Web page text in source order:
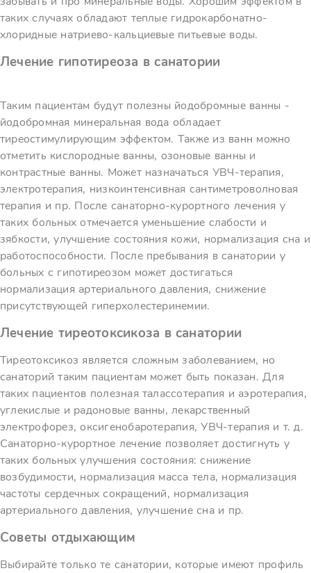
таких случаях обладают теплые гидрокарбонатно-
хлоридные натриево-кальциевые питьевые воды.
Лечение гипотиреоза в санатории
Таким пациентам будут полезны йодобромные ванны -
йодобромная минеральная вода обладает
тиреостимулирующим эффектом. Также из ванн можно
отметить кислородные ванны, озоновые ванны и
контрастные ванны. Может назначаться УВЧ-терапия,
электротерапия, низкоинтенсивная сантиметроволновая
терапия и пр. После санаторно-курортного лечения у
таких больных отмечается уменьшение слабости и
зябкости, улучшение состояния кожи, нормализация сна и
работоспособности. После пребывания в санатории у
больных с гипотиреозом может достигаться
нормализация артериального давления, снижение
присутствующей гиперхолестеринемии.
Лечение тиреотоксикоза в санатории
Тиреотоксикоз является сложным заболеванием, но
санаторий таким пациентам может быть показан. Для
таких пациентов полезная талассотерапия и аэротерапия,
углекислые и радоновые ванны, лекарственный
электрофорез, оксигенобаротерапия, УВЧ-терапия и т. д.
Санаторно-курортное лечение позволяет достигнуть у
таких больных улучшения состояния: снижение
возбудимости, нормализация масса тела, нормализация
частоты сердечных сокращений, нормализация
артериального давления, улучшение сна и пр.
Советы отдыхающим
Выбирайте только те санатории, которые имеют профиль